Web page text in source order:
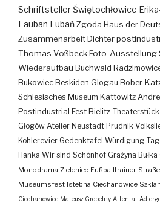
SchriftstellerŚwiętochłowice
Lauban LubańZgoda Haus der
ZusammenarbeitDichter
Thomas VoßbeckFoto-Ausstellung
Wiederaufbau Buchwald
Bukowiec Beskiden Glogau Bober-
Schlesisches Museum Kattowitz
Postindustrial Fest Bielitz Theaterstück
Głogów Atelier Neustadt Prudnik
Kohlerevier Gedenktafel Würdigung
Hanka Wir sind Schönhof Grażyna Bułka
Monodrama Zieleniec Fußballtrainer
Museumsfest Istebna Ciechanowice
Ciechanowice Mateusz Grobelny Attentat